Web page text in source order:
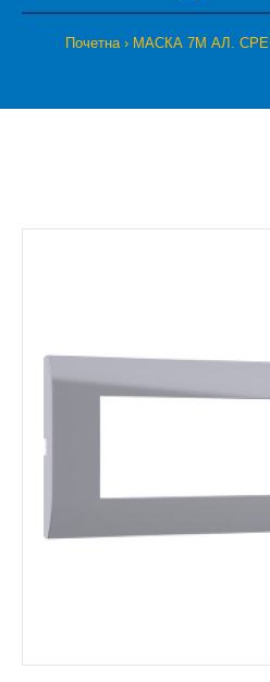
Почетна МАСКА 7M АЛ.